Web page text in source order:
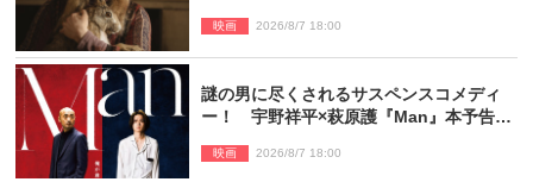
映画 2026/8/7 18:00
謎の男に尽くされるサスペンスコメディ
ー！ 宇野祥平×萩原護『Man』本予告＆
映画 2026/8/7 18:00